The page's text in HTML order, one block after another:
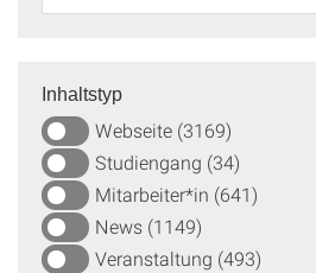
Inhaltstyp
Webseite (3169)
Studiengang (34)
Mitarbeiter*in (641)
News (1149)
Veranstaltung (493)